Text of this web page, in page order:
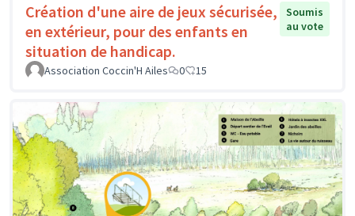
Création d'une aire de jeux sécurisée,
en extérieur, pour des enfants en
situation de handicap.
Soumis
au vote
Association Coccin'H Ailes 0 15